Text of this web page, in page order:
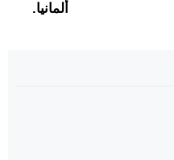
ألمانيا.